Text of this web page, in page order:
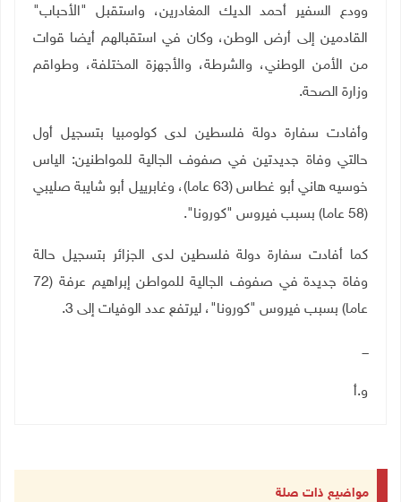
وودع السفير أحمد الديك المغادرين، واستقبل "الأحباب"
القادمين إلى أرض الوطن، وكان في استقبالهم أيضا قوات
من الأمن الوطني، والشرطة، والأجهزة المختلفة، وطواقم
وزارة الصحة.
وأفادت سفارة دولة فلسطين لدى كولومبيا بتسجيل أول
حالتي وفاة جديدتين في صفوف الجالية للمواطنين: الياس
خوسيه هاني أبو غطاس (63 عاما)، وغابرييل أبو شايبة صليبي
(58 عاما) بسبب فيروس "كورونا".
كما أفادت سفارة دولة فلسطين لدى الجزائر بتسجيل حالة
وفاة جديدة في صفوف الجالية للمواطن إبراهيم عرفة (72
عاما) بسبب فيروس "كورونا"، ليرتفع عدد الوفيات إلى 3
.
ـــ
و.أ
مواضيع ذات صلة